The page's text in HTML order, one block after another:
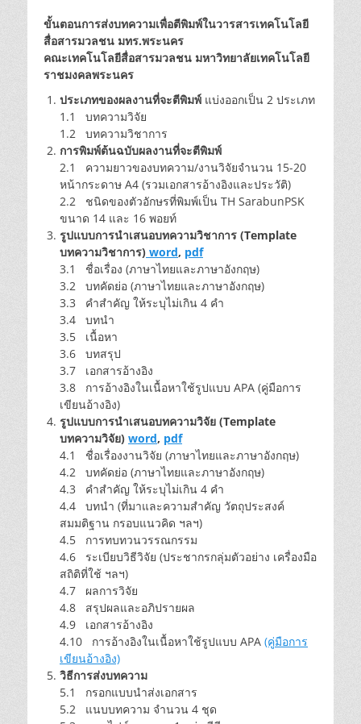
ขั้นตอนการส่งบทความเพื่อตีพิมพ์ในวารสารเทคโนโลยี
สื่อสารมวลชน มทร.พระนคร
คณะเทคโนโลยีสื่อสารมวลชน มหาวิทยาลัยเทคโนโลยี
ราชมงคลพระนคร
ประเภทของผลงานที่จะตีพิมพ์ แบ่งออกเป็น 2 ประเภท
1.1 บทความวิจัย
1.2 บทความวิชาการ
การพิมพ์ต้นฉบับผลงานที่จะตีพิมพ์
2.1 ความยาวของบทความ/งานวิจัยจำนวน 15-20
หน้ากระดาษ A4 (รวมเอกสารอ้างอิงและประวัติ)
2.2 ชนิดของตัวอักษรที่พิมพ์เป็น TH SarabunPSK
ขนาด 14 และ 16 พอยท์
รูปแบบการนำเสนอบทความวิชาการ (Template
บทความวิชาการ) word, pdf
3.1 ชื่อเรื่อง (ภาษาไทยและภาษาอังกฤษ)
3.2 บทคัดย่อ (ภาษาไทยและภาษาอังกฤษ)
3.3 คำสำคัญ ให้ระบุไม่เกิน 4 คำ
3.4 บทนำ
3.5 เนื้อหา
3.6 บทสรุป
3.7 เอกสารอ้างอิง
3.8 การอ้างอิงในเนื้อหาใช้รูปแบบ APA (คู่มือการ
เขียนอ้างอิง)
รูปแบบการนำเสนอบทความวิจัย (Template
บทความวิจัย) word, pdf
4.1 ชื่อเรื่องงานวิจัย (ภาษาไทยและภาษาอังกฤษ)
4.2 บทคัดย่อ (ภาษาไทยและภาษาอังกฤษ)
4.3 คำสำคัญ ให้ระบุไม่เกิน 4 คำ
4.4 บทนำ (ที่มาและความสำคัญ วัตถุประสงค์
สมมติฐาน กรอบแนวคิด ฯลฯ)
4.5 การทบทวนวรรณกรรม
4.6 ระเบียบวิธีวิจัย (ประชากรกลุ่มตัวอย่าง เครื่องมือ
สถิติที่ใช้ ฯลฯ)
4.7 ผลการวิจัย
4.8 สรุปผลและอภิปรายผล
4.9 เอกสารอ้างอิง
4.10 การอ้างอิงในเนื้อหาใช้รูปแบบ APA (คู่มือการ
เขียนอ้างอิง)
วิธีการส่งบทความ
5.1 กรอกแบบนำส่งเอกสาร
5.2 แนบบทความ จำนวน 4 ชุด